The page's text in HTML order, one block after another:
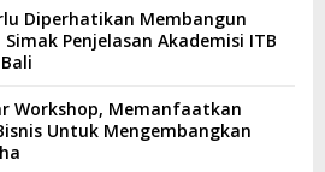
Diperhatikan Membangun
Penjelasan Akademisi ITB
Workshop, Memanfaatkan
Untuk Mengembangkan